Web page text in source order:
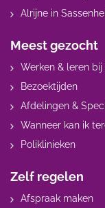
Alrijne in
Meest gezocht
Werken & leren bij
Bezoektijden
Afdelingen &
Wanneer kan ik
Poliklinieken
Zelf regelen
Afspraak maken